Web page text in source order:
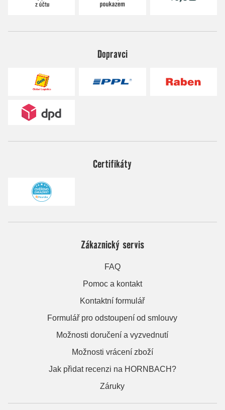
Dopravci
Certifikáty
Zákaznický servis
FAQ
Pomoc a kontakt
Kontaktní formulář
Formulář pro odstoupení od smlouvy
Možnosti doručení a vyzvednutí
Možnosti vrácení zboží
Jak přidat recenzi na HORNBACH?
Záruky